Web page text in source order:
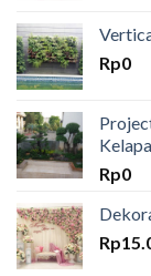
Rp0
Rp0
Rp